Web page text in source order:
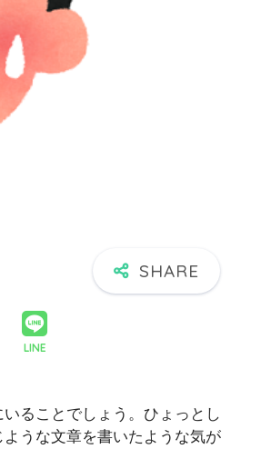
LINE
ることでしょう。ひょっとし
うな文章を書いたような気が